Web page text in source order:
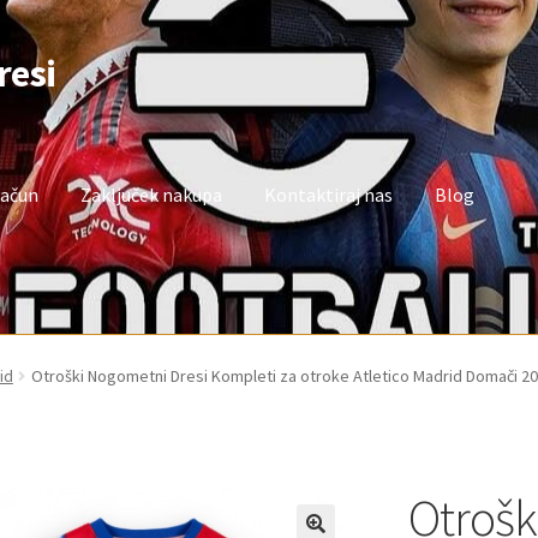
Zaključek nakupa Kontaktiraj nas Blog
račun Trgovina Zaključek nakupa
Otroški Nogometni Dresi Kompleti za otroke Atletico Madrid Domači